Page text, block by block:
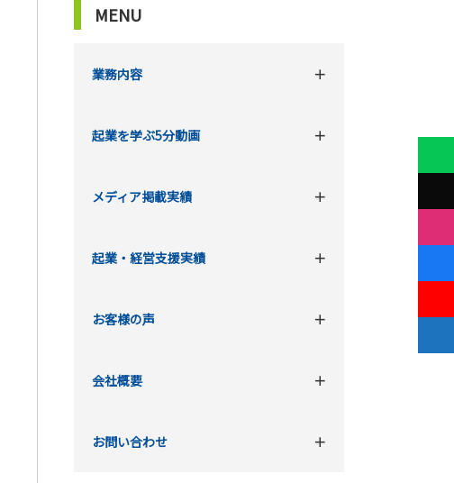
MENU
業務内容
起業を学ぶ5分動画
メディア掲載実績
起業・経営支援実績
お客様の声
会社概要
お問い合わせ